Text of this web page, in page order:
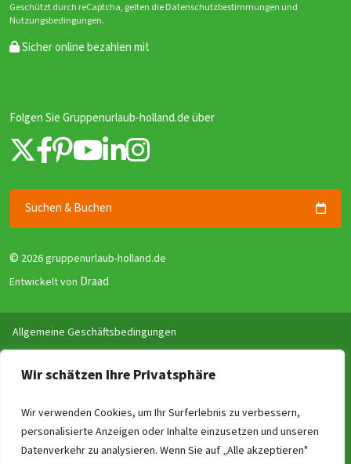
Wir schätzen Ihre Privatsphäre
Wir verwenden Cookies, um Ihr Surferlebnis zu verbessern,
personalisierte Anzeigen oder Inhalte einzusetzen und unseren
Datenverkehr zu analysieren. Wenn Sie auf „Alle akzeptieren"
Geschützt durch reCaptcha, gelten die Datenschutzbestimmungen und
Nutzungsbedingungen.
Sicher online bezahlen mit
Folgen Sie Gruppenurlaub-holland.de über
Suchen & Buchen
© 2026 gruppenurlaub-holland.de
Entwickelt von Draad
Allgemeine Geschäftsbedingungen
Garantie für Gruppenunterkünfte (GGG)
Reviewrichtlinien
Impressum